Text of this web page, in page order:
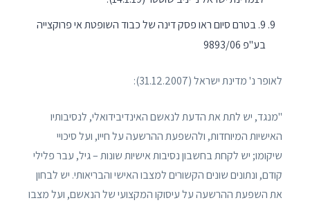
9. בטרם סיום ראו פסק דינה של כבוד השופטת אי פרוקצייה
בע"פ 9893/06
לאופר נ' מדינת ישראל (31.12.2007):
"מנגד, יש לתת את הדעת לנאשם האינדיבידואלי, לנסיבותיו
האישיות המיוחדות, ולהשפעת ההרשעה על חייו, ועל סיכויי
שיקומו; יש לקחת בחשבון נסיבות אישיות שונות – גיל, עבר פלילי
קודם, ונתונים שונים הקשורים למצבו האישי והבריאותי. יש לבחון
את השפעת ההרשעה על עיסוקו המקצועי של הנאשם, ועל מצבו